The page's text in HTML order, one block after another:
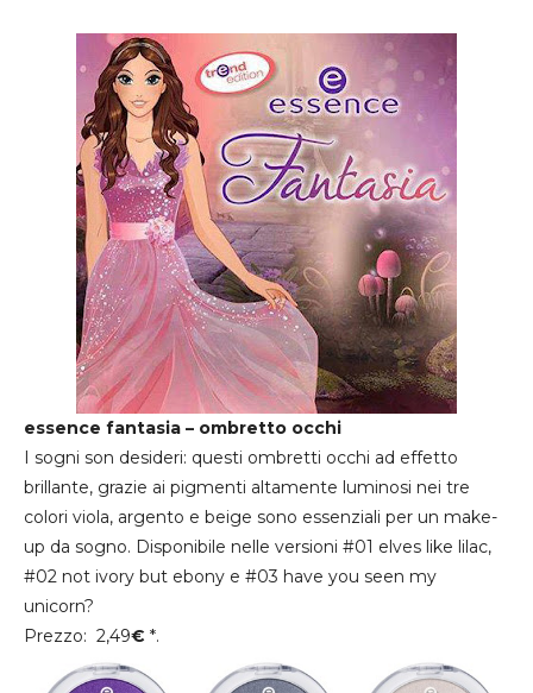
essence fantasia – ombretto occhi
I sogni son desideri: questi ombretti occhi ad effetto
brillante, grazie ai pigmenti altamente luminosi nei tre
colori viola, argento e beige sono essenziali per un make-
up da sogno. Disponibile nelle versioni #01 elves like lilac,
#02 not ivory but ebony e #03 have you seen my
unicorn?
Prezzo: 2,49€ *.